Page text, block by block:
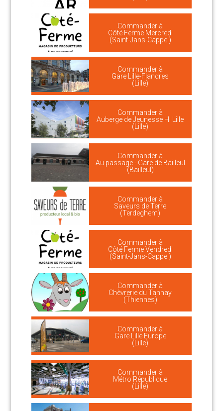
Commander à
Côté Ferme Mercredi
(Saint-Jans-Cappel)
Commander à
Gare Lille-Flandres
(Lille)
Commander à
Auberge de Jeunesse HI Lille
(Lille)
Commander à
Au passage - Gare de Bailleul
(Bailleul)
Commander à
Saveurs de Terre
(Terdeghem)
Commander à
Côté Ferme Vendredi
(Saint-Jans-Cappel)
Commander à
Chèvrerie du Tannay
(Thiennes)
Commander à
Gare Lille Europe
(Lille)
Commander à
Métro République
(Lille)